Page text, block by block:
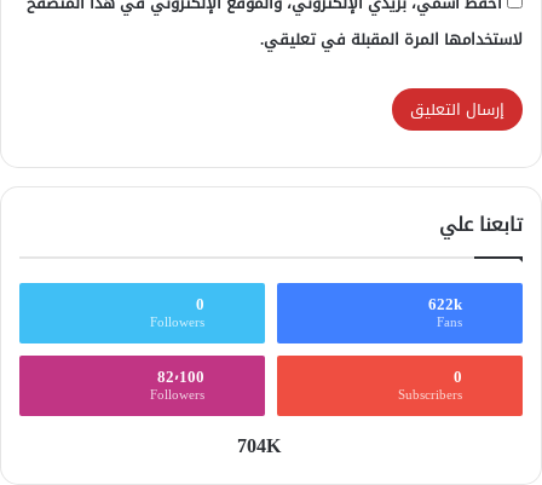
لاستخدامها المرة المقبلة في تعليقي.
تابعنا علي
622k
Fans
0
Followers
0
Subscribers
82٬100
Followers
704K